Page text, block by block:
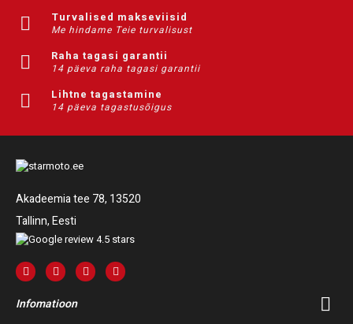
Turvalised makseviisid
Me hindame Teie turvalisust
Raha tagasi garantii
14 päeva raha tagasi garantii
Lihtne tagastamine
14 päeva tagastusõigus
Akadeemia tee 78, 13520
Tallinn, Eesti
Infomatioon